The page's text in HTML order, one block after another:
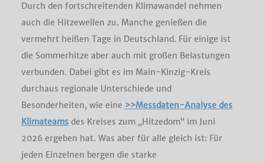
Durch den fortschreitenden Klimawandel nehmen
auch die Hitzewellen zu. Manche genießen die
vermehrt heißen Tage in Deutschland. Für einige ist
die Sommerhitze aber auch mit großen Belastungen
verbunden. Dabei gibt es im Main-Kinzig-Kreis
durchaus regionale Unterschiede und
Besonderheiten, wie eine >>Messdaten-Analyse des
Klimateamsdes Kreises zum „Hitzedom“ im Juni
2026 ergeben hat. Was aber für alle gleich ist: Für
jeden Einzelnen bergen die starke